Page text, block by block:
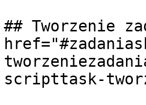
## Tworzenie
scripttask-